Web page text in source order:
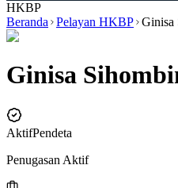
HKBP
Beranda
Pelayan HKBP Ginisa
Ginisa
AktifPendeta
Penugasan Aktif